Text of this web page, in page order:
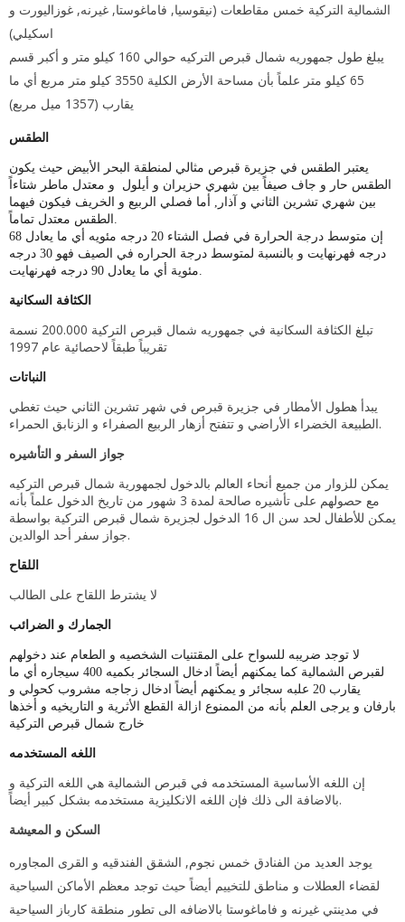
الشمالية التركية خمس مقاطعات (نيقوسيا, فاماغوستا, غيرنه, غوزاليورت و
اسكيلي)
يبلغ طول جمهوريه شمال قبرص التركيه حوالي 160 كيلو متر و أكبر قسم
65 كيلو متر علماً بأن مساحة الأرض الكلية 3550 كيلو متر مربع أي ما
يقارب (1357 ميل مربع)
الطقس
يعتبر الطقس في جزيرة قبرص مثالي لمنطقة البحر الأبيض حيث يكون
الطقس حار و جاف صيفاً بين شهري حزيران و أيلول و معتدل ماطر شتاءاً
بين شهري تشرين الثاني و آذار, أما فصلي الربيع و الخريف فيكون فيهما
الطقس معتدل تماماً.
إن متوسط درجة الحرارة في فصل الشتاء 20 درجه مئويه أي ما يعادل 68
درجه فهرنهايت و بالنسبة لمتوسط درجة الحراره في الصيف فهو 30 درجه
مئوية أي ما يعادل 90 درجه فهرنهايت.
الكثافة السكانية
تبلغ الكثافة السكانية في جمهوريه شمال قبرص التركية 200.000 نسمة
تقريباً طبقاً لاحصائية عام 1997
النباتات
يبدأ هطول الأمطار في جزيرة قبرص في شهر تشرين الثاني حيث تغطي
الطبيعة الخضراء الأراضي و تتفتح أزهار الربيع الصفراء و الزنابق الحمراء.
جواز السفر و التأشيره
يمكن للزوار من جميع أنحاء العالم بالدخول لجمهورية شمال قبرص التركيه
مع حصولهم على تأشيره صالحة لمدة 3 شهور من تاريخ الدخول علماً بأنه
يمكن للأطفال لحد سن ال 16 الدخول لجزيرة شمال قبرص التركية بواسطة
جواز سفر أحد الوالدين.
اللقاح
لا يشترط اللقاح على الطالب
الجمارك و الضرائب
لا توجد ضريبه للسواح على المقتنيات الشخصيه و الطعام عند دخولهم
لقبرص الشمالية كما يمكنهم أيضاً ادخال السجائر بكميه 400 سيجاره أي ما
يقارب 20 علبه سجائر و يمكنهم أيضاً ادخال زجاجه مشروب كحولي و
بارفان و يرجى العلم بأنه من الممنوع ازالة القطع الأثرية و التاريخيه و أخذها
خارج شمال قبرص التركية
اللغه المستخدمه
إن اللغه الأساسية المستخدمه في قبرص الشمالية هي اللغه التركية و
بالاضافة الى ذلك فإن اللغه الانكليزية مستخدمه بشكل كبير أيضاً.
السكن و المعيشة
يوجد العديد من الفنادق خمس نجوم, الشقق الفندقيه و القرى المجاوره
لقضاء العطلات و مناطق للتخييم أيضاً حيث توجد معظم الأماكن السياحية
في مدينتي غيرنه و فاماغوستا بالاضافه الى تطور منطقة كارباز السياحية